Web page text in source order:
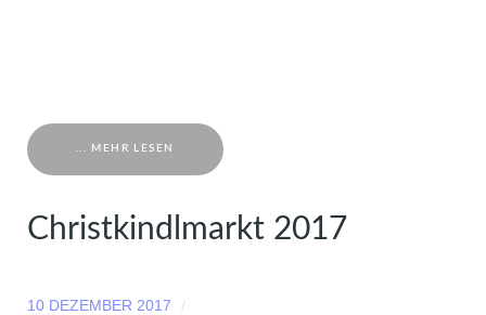
... MEHR LESEN
Christkindlmarkt 2017
10 DEZEMBER 2017